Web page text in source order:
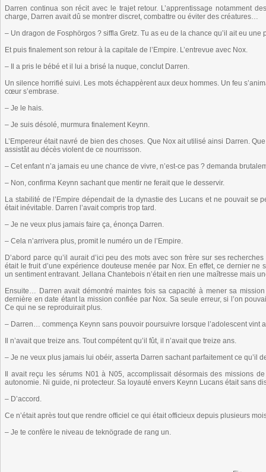
Darren continua son récit avec le trajet retour. L’apprentissage notamment
charge, Darren avait dû se montrer discret, combattre ou éviter des créatures…
– Un dragon de Fosphörgos ? siffla Gretz. Tu as eu de la chance qu’il ait eu
Et puis finalement son retour à la capitale de l’Empire. L’entrevue avec Nox.
– Il a pris le bébé et il lui a brisé la nuque, conclut Darren.
Un silence horrifié suivi. Les mots échappèrent aux deux hommes. Un feu
cœur s’embrase.
– Je le hais.
– Je suis désolé, murmura finalement Keynn.
L’Empereur était navré de bien des choses. Que Nox ait utilisé ainsi Darren.
assistât au décès violent de ce nourrisson.
– Cet enfant n’a jamais eu une chance de vivre, n’est-ce pas ? demanda
– Non, confirma Keynn sachant que mentir ne ferait que le desservir.
La stabilité de l’Empire dépendait de la dynastie des Lucans et ne pouvait se
était inévitable. Darren l’avait compris trop tard.
– Je ne veux plus jamais faire ça, énonça Darren.
– Cela n’arrivera plus, promit le numéro un de l’Empire.
D’abord parce qu’il aurait d’ici peu des mots avec son frère sur ses
était le fruit d’une expérience douteuse menée par Nox. En effet, ce dernier ne
un sentiment entravant. Jellana Chantebois n’était en rien une maîtresse mais
Ensuite… Darren avait démontré maintes fois sa capacité à mener sa
dernière en date étant la mission confiée par Nox. Sa seule erreur, si l’on
Ce qui ne se reproduirait plus.
– Darren… commença Keynn sans pouvoir poursuivre lorsque l’adolescent vint
Il n’avait que treize ans. Tout compétent qu’il fût, il n’avait que treize ans.
– Je ne veux plus jamais lui obéir, asserta Darren sachant parfaitement ce qu’il
Il avait reçu les sérums N01 à N05, accomplissait désormais des missions
autonomie. Ni guide, ni protecteur. Sa loyauté envers Keynn Lucans était sans
– D’accord.
Ce n’était après tout que rendre officiel ce qui était officieux depuis plusieurs
– Je te confère le niveau de teknögrade de rang un.